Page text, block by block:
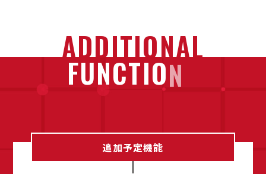
ADDITIONAL
FUNCTION
追
追加予定機能